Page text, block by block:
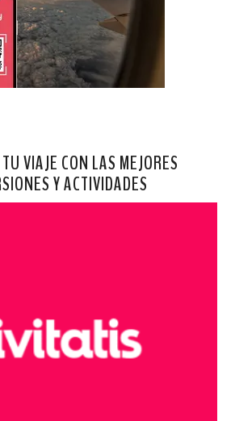
VIAJE CON LAS MEJORES
Y ACTIVIDADES